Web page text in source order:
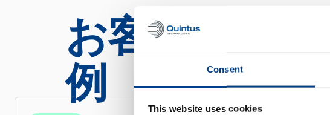
Consent
This website uses cookies
お客様の導入事
例